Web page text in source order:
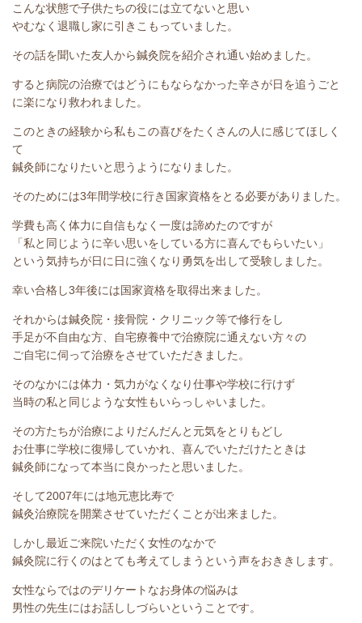
こんな状態で子供たちの役には立てないと思い
やむなく退職し家に引きこもっていました。
その話を聞いた友人から鍼灸院を紹介され通い始めました。
すると病院の治療ではどうにもならなかった辛さが日を追うごと
に楽になり救われました。
このときの経験から私もこの喜びをたくさんの人に感じてほしく
て
鍼灸師になりたいと思うようになりました。
そのためには3年間学校に行き国家資格をとる必要がありました。
学費も高く体力に自信もなく一度は諦めたのですが
「私と同じように辛い思いをしている方に喜んでもらいたい」
という気持ちが日に日に強くなり勇気を出して受験しました。
幸い合格し3年後には国家資格を取得出来ました。
それからは鍼灸院・接骨院・クリニック等で修行をし
手足が不自由な方、自宅療養中で治療院に通えない方々の
ご自宅に伺って治療をさせていただきました。
そのなかには体力・気力がなくなり仕事や学校に行けず
当時の私と同じような女性もいらっしゃいました。
その方たちが治療によりだんだんと元気をとりもどし
お仕事に学校に復帰していかれ、喜んでいただけたときは
鍼灸師になって本当に良かったと思いました。
そして2007年には地元恵比寿で
鍼灸治療院を開業させていただくことが出来ました。
しかし最近ご来院いただく女性のなかで
鍼灸院に行くのはとても考えてしまうという声をおききします。
女性ならではのデリケートなお身体の悩みは
男性の先生にはお話ししづらいということです。